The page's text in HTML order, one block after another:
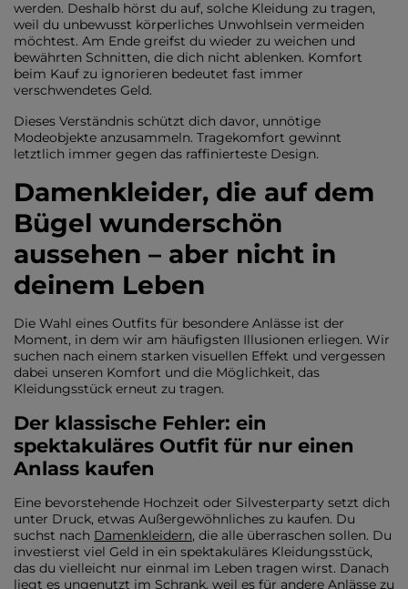
werden. Deshalb hörst du auf, solche Kleidung zu tragen,
weil du unbewusst körperliches Unwohlsein vermeiden
möchtest. Am Ende greifst du wieder zu weichen und
bewährten Schnitten, die dich nicht ablenken. Komfort
beim Kauf zu ignorieren bedeutet fast immer
verschwendetes Geld.
Dieses Verständnis schützt dich davor, unnötige
Modeobjekte anzusammeln. Tragekomfort gewinnt
letztlich immer gegen das raffinierteste Design.
Damenkleider, die auf dem
Bügel wunderschön
aussehen – aber nicht in
deinem Leben
Die Wahl eines Outfits für besondere Anlässe ist der
Moment, in dem wir am häufigsten Illusionen erliegen. Wir
suchen nach einem starken visuellen Effekt und vergessen
dabei unseren Komfort und die Möglichkeit, das
Kleidungsstück erneut zu tragen.
Der klassische Fehler: ein
spektakuläres Outfit für nur einen
Anlass kaufen
Eine bevorstehende Hochzeit oder Silvesterparty setzt dich
unter Druck, etwas Außergewöhnliches zu kaufen. Du
suchst nach Damenkleidern, die alle überraschen sollen. Du
investierst viel Geld in ein spektakuläres Kleidungsstück,
das du vielleicht nur einmal im Leben tragen wirst. Danach
liegt es ungenutzt im Schrank, weil es für andere Anlässe zu